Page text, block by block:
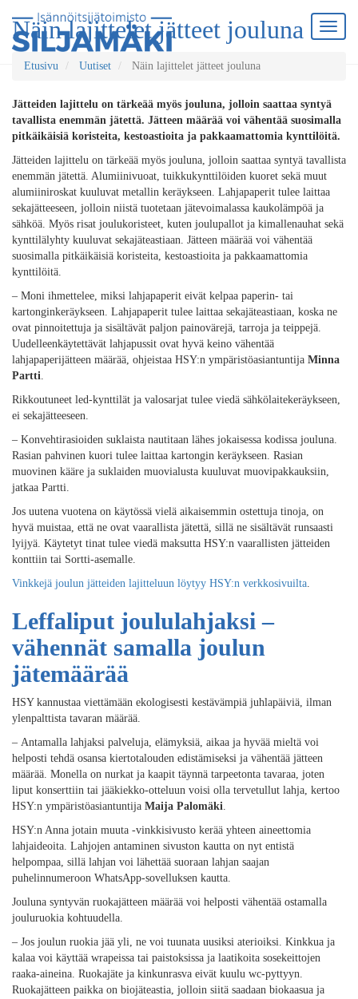
Näin lajittelet jätteet jouluna
Etusivu Uutiset Näin lajittelet jätteet jouluna
Jätteiden lajittelu on tärkeää myös jouluna, jolloin saattaa syntyä
tavallista enemmän jätettä. Jätteen määrää voi vähentää suosimalla
pitkäikäisiä koristeita, kestoastioita ja pakkaamattomia kynttilöitä.
Jätteiden lajittelu on tärkeää myös jouluna, jolloin saattaa syntyä tavallista
enemmän jätettä. Alumiinivuoat, tuikkukynttilöiden kuoret sekä muut
alumiiniroskat kuuluvat metallin keräykseen. Lahjapaperit tulee laittaa
sekajätteeseen, jolloin niistä tuotetaan jätevoimalassa kaukolämpöä ja
sähköä. Myös risat joulukoristeet, kuten joulupallot ja kimallenauhat sekä
kynttilälyhty kuuluvat sekajäteastiaan. Jätteen määrää voi vähentää
suosimalla pitkäikäisiä koristeita, kestoastioita ja pakkaamattomia
kynttilöitä.
– Moni ihmettelee, miksi lahjapaperit eivät kelpaa paperin- tai
kartonginkeräykseen. Lahjapaperit tulee laittaa sekajäteastiaan, koska ne
ovat pinnoitettuja ja sisältävät paljon painovärejä, tarroja ja teippejä.
Uudelleenkäytettävät lahjapussit ovat hyvä keino vähentää
lahjapaperijätteen määrää, ohjeistaa HSY:n ympäristöasiantuntija Minna
Partti.
Rikkoutuneet led-kynttilät ja valosarjat tulee viedä sähkölaitekeräykseen,
ei sekajätteeseen.
– Konvehtirasioiden suklaista nautitaan lähes jokaisessa kodissa jouluna.
Rasian pahvinen kuori tulee laittaa kartongin keräykseen. Rasian
muovinen kääre ja suklaiden muovialusta kuuluvat muovipakkauksiin,
jatkaa Partti.
Jos uutena vuotena on käytössä vielä aikaisemmin ostettuja tinoja, on
hyvä muistaa, että ne ovat vaarallista jätettä, sillä ne sisältävät runsaasti
lyijyä. Käytetyt tinat tulee viedä maksutta HSY:n vaarallisten jätteiden
konttiin tai Sortti-asemalle.
Vinkkejä joulun jätteiden lajitteluun löytyy HSY:n verkkosivuilta.
Leffaliput joululahjaksi –
vähennät samalla joulun
jätemäärää
HSY kannustaa viettämään ekologisesti kestävämpiä juhlapäiviä, ilman
ylenpalttista tavaran määrää.
– Antamalla lahjaksi palveluja, elämyksiä, aikaa ja hyvää mieltä voi
helposti tehdä osansa kiertotalouden edistämiseksi ja vähentää jätteen
määrää. Monella on nurkat ja kaapit täynnä tarpeetonta tavaraa, joten
liput konserttiin tai jääkiekko-otteluun voisi olla tervetullut lahja, kertoo
HSY:n ympäristöasiantuntija Maija Palomäki.
HSY:n Anna jotain muuta -vinkkisivusto kerää yhteen aineettomia
lahjaideoita. Lahjojen antaminen sivuston kautta on nyt entistä
helpompaa, sillä lahjan voi lähettää suoraan lahjan saajan
puhelinnumeroon WhatsApp-sovelluksen kautta.
Jouluna syntyvän ruokajätteen määrää voi helposti vähentää ostamalla
jouluruokia kohtuudella.
– Jos joulun ruokia jää yli, ne voi tuunata uusiksi aterioiksi. Kinkkua ja
kalaa voi käyttää wrapeissa tai paistoksissa ja laatikoita sosekeittojen
raaka-aineina. Ruokajäte ja kinkunrasva eivät kuulu wc-pyttyyn.
Ruokajätteen paikka on biojäteastia, jolloin siitä saadaan biokaasua ja